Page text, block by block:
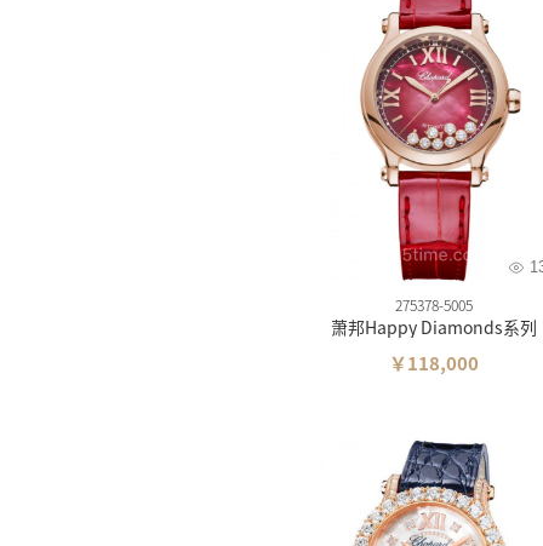
275378-5005
萧邦Happy Diamonds系列
￥118,000